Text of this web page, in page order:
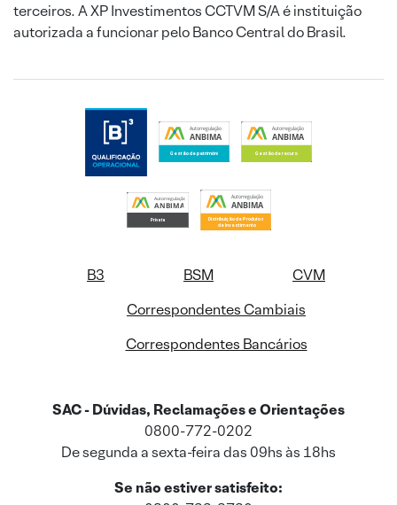
terceiros. A XP Investimentos CCTVM S/A é instituição
autorizada a funcionar pelo Banco Central do Brasil.
B3 BSM
CVM
Correspondentes Cambiais
Correspondentes Bancários
SAC - Dúvidas, Reclamações e Orientações
0800-772-0202
De segunda a sexta-feira das 09hs às 18hs
Se não estiver satisfeito: